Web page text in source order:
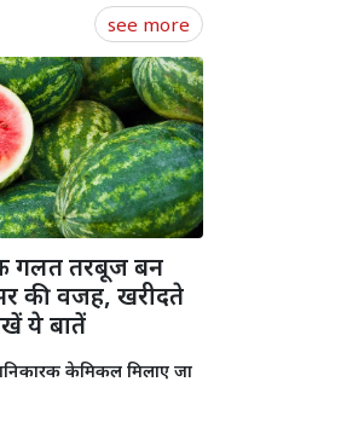
see more
गलत तरबूज बन
की वजह, खरीदते
ये बातें
केमिकल मिलाए जा